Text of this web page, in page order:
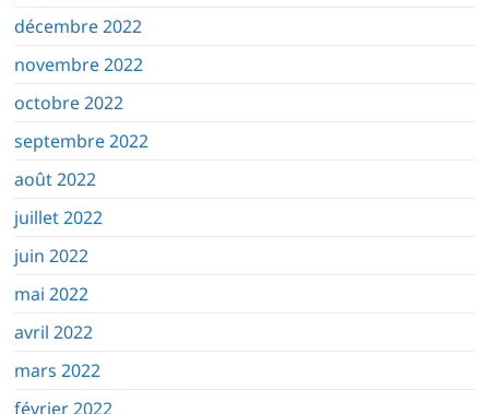
décembre 2022
novembre 2022
octobre 2022
septembre 2022
août 2022
juillet 2022
juin 2022
mai 2022
avril 2022
mars 2022
février 2022